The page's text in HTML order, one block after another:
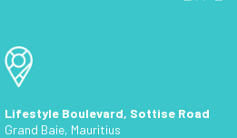
Lifestyle Boulevard, Sottise Road
Grand Baie, Mauritius